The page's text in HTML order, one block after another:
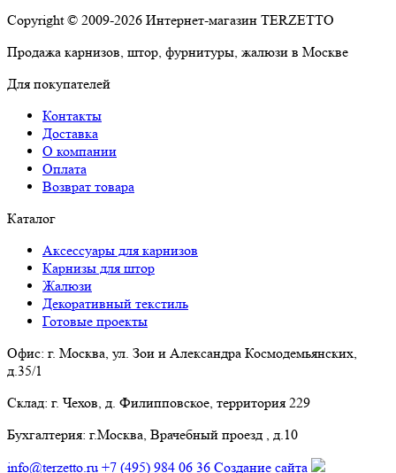
Copyright © 2009-2026 Интернет-магазин TERZETTO
Продажа карнизов, штор, фурнитуры, жалюзи в Москве
Для покупателей
Контакты
Доставка
О компании
Оплата
Возврат товара
Каталог
Аксессуары для карнизов
Карнизы для штор
Жалюзи
Декоративный текстиль
Готовые проекты
Офис: г. Москва, ул. Зои и Александра Космодемьянских,
д.35/1
Склад: г. Чехов, д. Филипповское, территория 229
Бухгалтерия: г.Москва, Врачебный проезд , д.10
info@terzetto.ru +7 (495) 984 06 36 Создание сайта